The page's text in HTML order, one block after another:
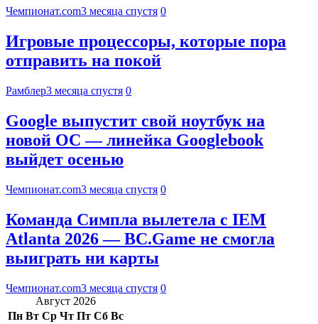
Чемпионат.com3 месяца спустя 0
Игровые процессоры, которые пора
отправить на покой
Рамблер3 месяца спустя 0
Google выпустит свой ноутбук на
новой ОС — линейка Googlebook
выйдет осенью
Чемпионат.com3 месяца спустя 0
Команда Симпла вылетела с IEM
Atlanta 2026 — BC.Game не смогла
выиграть ни карты
Чемпионат.com3 месяца спустя 0
Август 2026
Пн Вт Ср Чт Пт Сб Вс